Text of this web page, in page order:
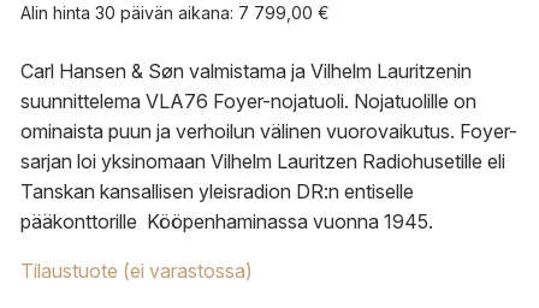
Alin hinta 30 päivän aikana: 7 799,00 €
Carl Hansen & Søn valmistama ja Vilhelm Lauritzenin
suunnittelema VLA76 Foyer-nojatuoli. Nojatuolille on
ominaista puun ja verhoilun välinen vuorovaikutus. Foyer-
sarjan loi yksinomaan Vilhelm Lauritzen Radiohusetille eli
Tanskan kansallisen yleisradion DR:n entiselle
pääkonttorille Kööpenhaminassa vuonna 1945.
Tilaustuote (ei varastossa)